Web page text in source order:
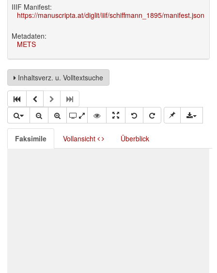
IIIF Manifest:
https://manuscripta.at/diglit/iiif/schiffmann_1895/manifest.json
Metadaten:
METS
Inhaltsverz. u. Volltextsuche
Faksimile Vollansicht Überblick